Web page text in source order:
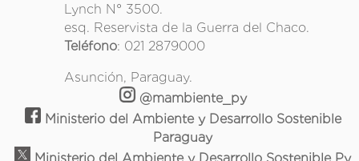
Lynch N° 3500.
esq. Reservista de la Guerra del Chaco.
Teléfono: 021 2879000
Asunción, Paraguay.
@mambiente_py
Ministerio del Ambiente y Desarrollo Sostenible
Paraguay